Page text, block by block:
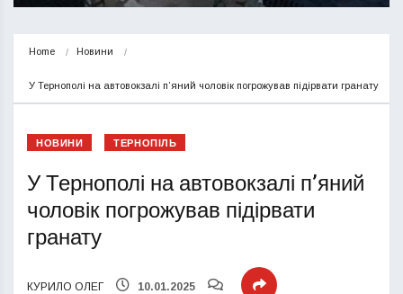
Home Новини
У Тернополі на автовокзалі п’яний чоловік погрожував підірвати гранату
НОВИНИ ТЕРНОПІЛЬ
У Тернополі на автовокзалі п’яний
чоловік погрожував підірвати
гранату
КУРИЛО ОЛЕГ 10.01.2025